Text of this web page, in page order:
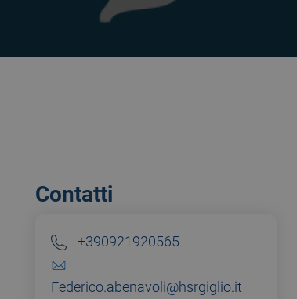
Contatti
+390921920565
Federico.abenavoli@hsrgiglio.it